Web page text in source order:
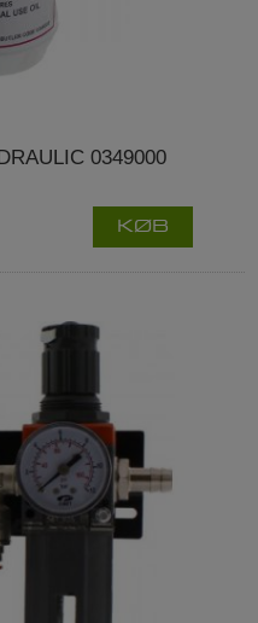
0349000
KØB